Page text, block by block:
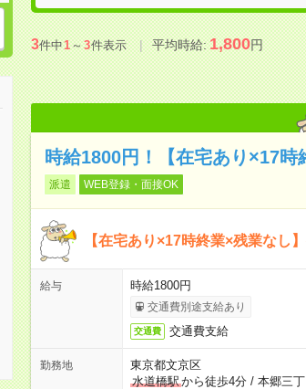
3件中1～3件表示 平均時給:1,800円
時給1800円！【在宅あり×17時
派遣 WEB登録・面接OK
【在宅あり×17時終業×残業なし
給与 時給1800円
交通費別途支給あり
交通費 交通費支給
勤務地
東京都文京区
水道橋駅から徒歩4分/ 本郷三